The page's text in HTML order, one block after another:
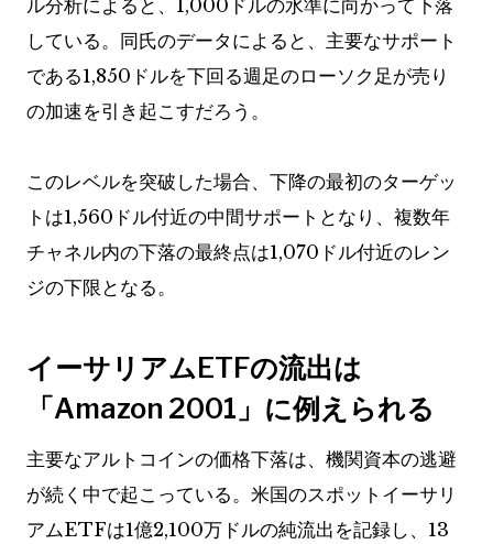
ル分析によると、1,000ドルの水準に向かって下落
している。同氏のデータによると、主要なサポート
である1,850ドルを下回る週足のローソク足が売り
の加速を引き起こすだろう。
このレベルを突破した場合、下降の最初のターゲッ
トは1,560ドル付近の中間サポートとなり、複数年
チャネル内の下落の最終点は1,070ドル付近のレン
ジの下限となる。
イーサリアムETFの流出は
「Amazon 2001」に例えられる
主要なアルトコインの価格下落は、機関資本の逃避
が続く中で起こっている。米国のスポットイーサリ
アムETFは1億2,100万ドルの純流出を記録し、13